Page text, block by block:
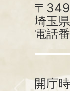
〒
埼玉
電話
開庁